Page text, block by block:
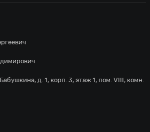
д. 1, корп. 3, этаж 1, пом. VIII, комн.